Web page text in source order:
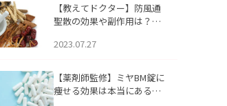
【教えてドクター】防風通
聖散の効果や副作用は？長
2023.07.27
【薬剤師監修】ミヤBM錠に
痩せる効果は本当にある